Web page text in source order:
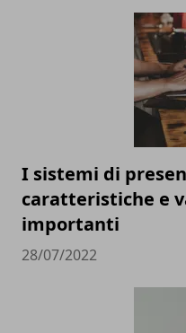
I sistemi di
caratteristiche e
importanti
28/07/2022